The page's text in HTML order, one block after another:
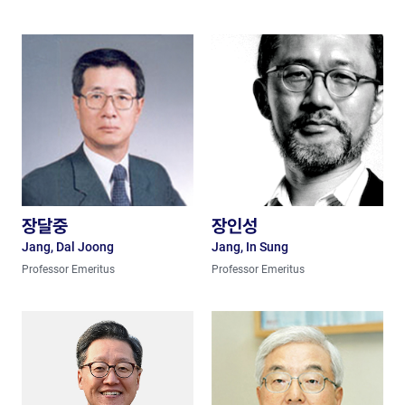
장달중
Jang, Dal Joong
Professor Emeritus
장인성
Jang, In Sung
Professor Emeritus